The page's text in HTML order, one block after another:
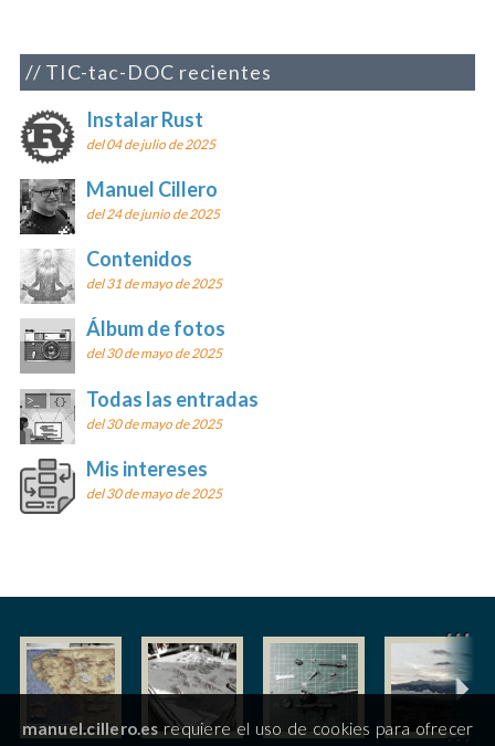
TIC-tac-DOC recientes
Instalar Rust
del 04 de julio de 2025
Manuel Cillero
del 24 de junio de 2025
Contenidos
del 31 de mayo de 2025
Álbum de fotos
del 30 de mayo de 2025
Todas las entradas
del 30 de mayo de 2025
Mis intereses
del 30 de mayo de 2025
manuel.cillero.esrequiere el uso de cookies para ofrecer